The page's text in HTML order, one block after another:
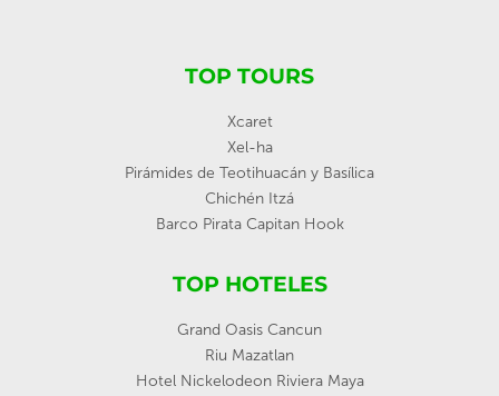
TOP TOURS
Xcaret
Xel-ha
Pirámides de Teotihuacán y Basílica
Chichén Itzá
Barco Pirata Capitan Hook
TOP HOTELES
Grand Oasis Cancun
Riu Mazatlan
Hotel Nickelodeon Riviera Maya